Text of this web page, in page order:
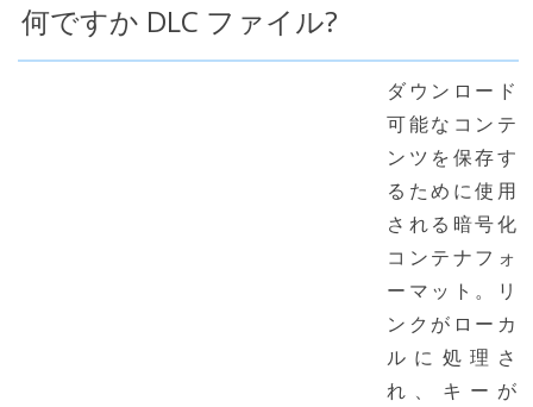
何ですか DLC ファイル?
ダウンロード
可能なコンテ
ンツを保存す
るために使用
される暗号化
コンテナフォ
ーマット。リ
ンクがローカ
ルに処理さ
れ、キーが